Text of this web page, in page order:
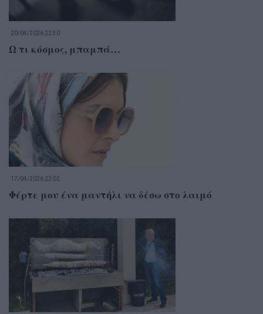
20/04/2026 22:30
Ω τι κόσμος, μπαμπά…
17/04/2026 22:02
Φέρτε μου ένα μαντήλι να δέσω στο λαιμό